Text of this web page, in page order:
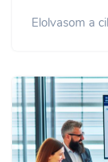
Elolvasom a